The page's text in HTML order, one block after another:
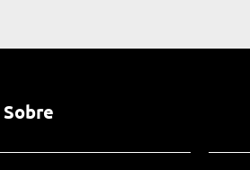
Sobre